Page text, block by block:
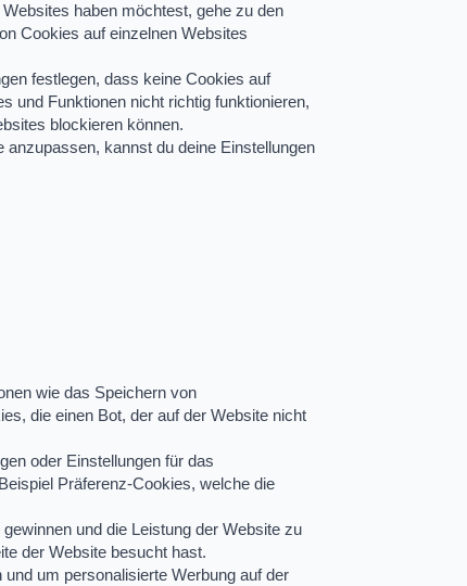
haben möchtest, gehe zu den
Cookies auf einzelnen Websites
festlegen, dass keine Cookies auf
und Funktionen nicht richtig funktionieren,
blockieren können.
kannst du deine Einstellungen
wie das Speichern von
die einen Bot, der auf der Website nicht
oder Einstellungen für das
Präferenz-Cookies, welche die
und die Leistung der Website zu
der Website besucht hast.
um personalisierte Werbung auf der